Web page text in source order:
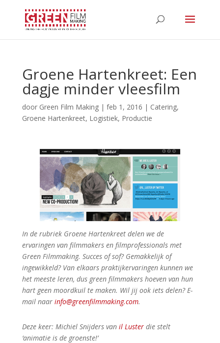
Groene Hartenkreet: Een
dagje minder vleesfilm
door Green Film Making| feb 1, 2016 | Catering,
Groene Hartenkreet, Logistiek, Productie
In de rubriek Groene Hartenkreet delen we de
ervaringen van filmmakers en filmprofessionals met
Green Filmmaking. Succes of sof? Gemakkelijk of
ingewikkeld? Van elkaars praktijkervaringen kunnen we
het meeste leren, dus green filmmakers hoeven van hun
hart geen moordkuil te maken. Wil jij ook iets delen? E-
mail naar info@greenfilmmaking.com.
Deze keer: Michiel Snijders van il Lusterdie stelt
‘animatie is de groenste!’